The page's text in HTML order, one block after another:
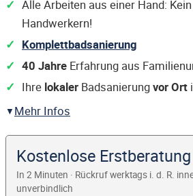
Alle Arbeiten aus einer Hand:
Handwerkern!
Komplettbadsanierung
40 Jahre Erfahrung aus
Ihre lokaler Badsanierungvor Ort
Mehr Infos
Kostenlose
In 2 Minuten · Rückruf werktags i. d. R.
unverbindlich